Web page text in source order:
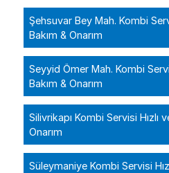
Şehsuvar Bey Mah. Kombi
Bakım & Onarım
Seyyid Ömer Mah. Kombi
Bakım & Onarım
Silivrikapı Kombi Servisi Hızlı
Onarım
Süleymaniye Kombi Servisi